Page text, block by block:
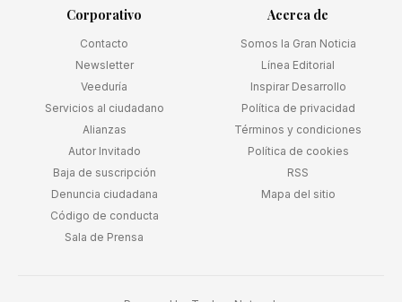
Corporativo
Contacto
Newsletter
Veeduría
Servicios al ciudadano
Alianzas
Autor Invitado
Baja de suscripción
Denuncia ciudadana
Código de conducta
Sala de Prensa
Acerca de
Somos la Gran Noticia
Línea Editorial
Inspirar Desarrollo
Política de privacidad
Términos y condiciones
Política de cookies
RSS
Mapa del sitio